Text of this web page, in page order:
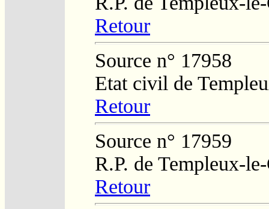
Retour
Source n° 17958
Etat civil de
Retour
Source n° 17959
R.P. de Templeux-
Retour